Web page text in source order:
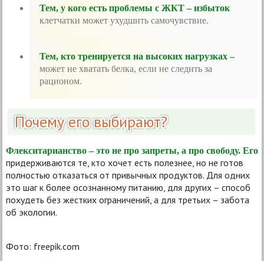
Тем, у кого есть проблемы с ЖКТ – избыток
клетчатки может ухудшить самочувствие.
Тем, кто тренируется на высоких нагрузках –
может не хватать белка, если не следить за
рационом.
Почему его выбирают?
Флекситарианство – это не про запреты, а про свободу. Его
придерживаются те, кто хочет есть полезнее, но не готов
полностью отказаться от привычных продуктов. Для одних
это шаг к более осознанному питанию, для других – способ
похудеть без жестких ограничений, а для третьих – забота
об экологии.
Фото: freepik.com